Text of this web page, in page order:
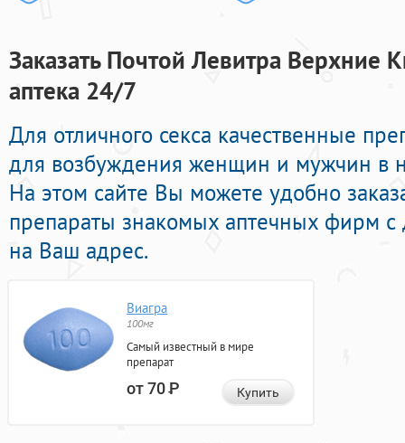
Заказать Почтой Левитра Верхние
аптека 24/7
Для отличного секса качественные
для возбуждения женщин и мужчин в
На этом сайте Вы можете удобно
препараты знакомых аптечных фирм с
на Ваш адрес.
Виагра
100мг
Самый известный в мире
препарат
от 70Р Купить